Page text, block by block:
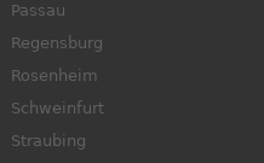
Passau
Regensburg
Rosenheim
Schweinfurt
Straubing